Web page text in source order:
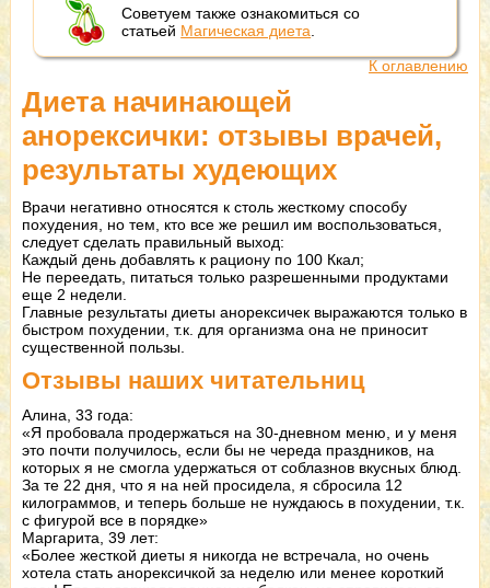
Советуем также ознакомиться со
статьей Магическая диета
К оглавлению
Диета начинающей
анорексички: отзывы врачей,
результаты худеющих
Врачи негативно относятся к столь жесткому способу
похудения, но тем, кто все же решил им воспользоваться,
следует сделать правильный выход:
Каждый день добавлять к рациону по 100 Ккал;
Не переедать, питаться только разрешенными продуктами
еще 2 недели.
Главные результаты диеты анорексичек выражаются только в
быстром похудении, т.к. для организма она не приносит
существенной пользы.
Отзывы наших читательниц
Алина, 33 года:
«Я пробовала продержаться на 30-дневном меню, и у меня
это почти получилось, если бы не череда праздников, на
которых я не смогла удержаться от соблазнов вкусных блюд.
За те 22 дня, что я на ней просидела, я сбросила 12
килограммов, и теперь больше не нуждаюсь в похудении, т.к.
с фигурой все в порядке»
Маргарита, 39 лет:
«Более жесткой диеты я никогда не встречала, но очень
хотела стать анорексичкой за неделю или менее короткий